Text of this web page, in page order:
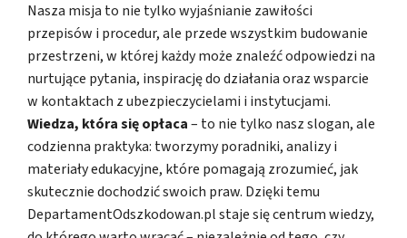
Nasza misja to nie tylko wyjaśnianie zawiłości
przepisów i procedur, ale przede wszystkim budowanie
przestrzeni, w której każdy może znaleźć odpowiedzi na
nurtujące pytania, inspirację do działania oraz wsparcie
w kontaktach z ubezpieczycielami i instytucjami.
Wiedza, która się opłaca– to nie tylko nasz slogan, ale
codzienna praktyka: tworzymy poradniki, analizy i
materiały edukacyjne, które pomagają zrozumieć, jak
skutecznie dochodzić swoich praw. Dzięki temu
DepartamentOdszkodowan.pl staje się centrum wiedzy,